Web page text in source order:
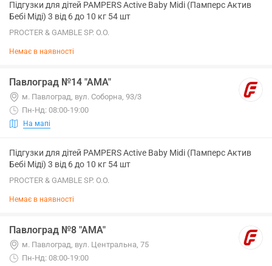
Підгузки для дітей PAMPERS Active Baby Midi (Памперс Актив
Бебі Міді) 3 від 6 до 10 кг 54 шт
PROCTER & GAMBLE SP. O.O.
Немає в наявності
Павлоград №14 "АМА"
м. Павлоград, вул. Соборна, 93/3
Пн-Нд: 08:00-19:00
На мапі
Підгузки для дітей PAMPERS Active Baby Midi (Памперс Актив
Бебі Міді) 3 від 6 до 10 кг 54 шт
PROCTER & GAMBLE SP. O.O.
Немає в наявності
Павлоград №8 "АМА"
м. Павлоград, вул. Центральна, 75
Пн-Нд: 08:00-19:00